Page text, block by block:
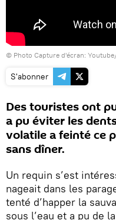
© Photo Capture d'écran:
S'abonner
Des touristes ont
a pu éviter les
volatile a feinté ce
sans dîner.
Un requin s’est
nageait dans les
tenté d’happer la
sous l’eau et a pu de